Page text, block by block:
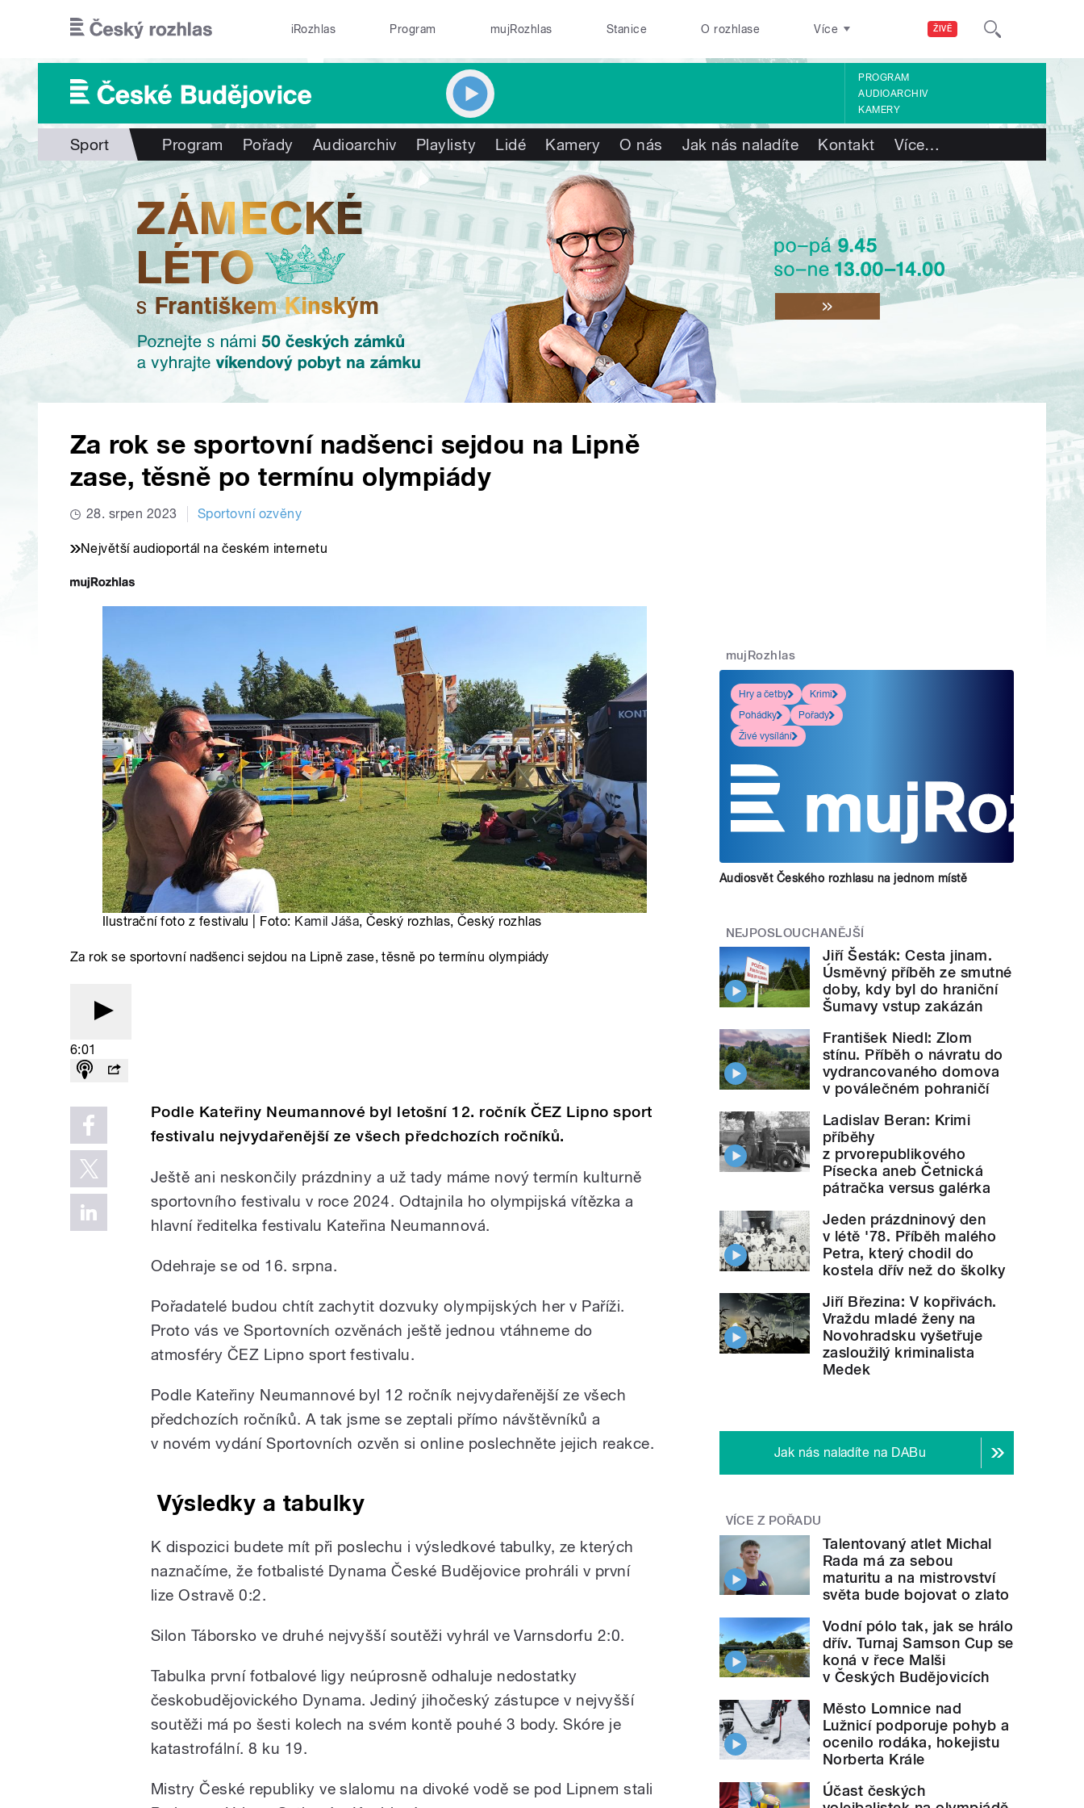
ŽIVĚ
iRozhlas Program mujRozhlas Stanice O rozhlase Více
PROGRAM
AUDIOARCHIV
KAMERY
Sport Program Pořady Audioarchiv Playlisty Lidé Kamery O nás Jak nás naladíte Kontakt Více…
Za rok se sportovní nadšenci sejdou na Lipně
zase, těsně po termínu olympiády
28. srpen 2023 Sportovní ozvěny
Největší audioportál na českém internetu
Ilustrační foto z festivalu | Foto: Kamil Jáša, Český rozhlas, Český rozhlas
Za rok se sportovní nadšenci sejdou na Lipně zase, těsně po termínu olympiády
6:01
Podle Kateřiny Neumannové byl letošní 12. ročník ČEZ Lipno sport
festivalu nejvydařenější ze všech předchozích ročníků.
Ještě ani neskončily prázdniny a už tady máme nový termín kulturně
sportovního festivalu v roce 2024. Odtajnila ho olympijská vítězka a
hlavní ředitelka festivalu Kateřina Neumannová.
Odehraje se od 16. srpna.
Pořadatelé budou chtít zachytit dozvuky olympijských her v Paříži.
Proto vás ve Sportovních ozvěnách ještě jednou vtáhneme do
atmosféry ČEZ Lipno sport festivalu.
Podle Kateřiny Neumannové byl 12 ročník nejvydařenější ze všech
předchozích ročníků. A tak jsme se zeptali přímo návštěvníků a
v novém vydání Sportovních ozvěn si online poslechněte jejich reakce.
Výsledky a tabulky
K dispozici budete mít při poslechu i výsledkové tabulky, ze kterých
naznačíme, že fotbalisté Dynama České Budějovice prohráli v první
lize Ostravě 0:2.
Silon Táborsko ve druhé nejvyšší soutěži vyhrál ve Varnsdorfu 2:0.
Tabulka první fotbalové ligy neúprosně odhaluje nedostatky
českobudějovického Dynama. Jediný jihočeský zástupce v nejvyšší
soutěži má po šesti kolech na svém kontě pouhé 3 body. Skóre je
katastrofální. 8 ku 19.
Mistry České republiky ve slalomu na divoké vodě se pod Lipnem stali
mujRozhlas
Hry a četby
Krimi
Pohádky
Pořady
Živé vysílání
Audiosvět Českého rozhlasu na jednom místě
NEJPOSLOUCHANĚJŠÍ
Jiří Šesták: Cesta jinam.
Úsměvný příběh ze smutné
doby, kdy byl do hraniční
Šumavy vstup zakázán
František Niedl: Zlom
stínu. Příběh o návratu do
vydrancovaného domova
v poválečném pohraničí
Ladislav Beran: Krimi
příběhy
z prvorepublikového
Písecka aneb Četnická
pátračka versus galérka
Jeden prázdninový den
v létě '78. Příběh malého
Petra, který chodil do
kostela dřív než do školky
Jiří Březina: V kopřivách.
Vraždu mladé ženy na
Novohradsku vyšetřuje
zasloužilý kriminalista
Medek
Jak nás naladíte na DABu
VÍCE Z POŘADU
Talentovaný atlet Michal
Rada má za sebou
maturitu a na mistrovství
světa bude bojovat o zlato
Vodní pólo tak, jak se hrálo
dřív. Turnaj Samson Cup se
koná v řece Malši
v Českých Budějovicích
Město Lomnice nad
Lužnicí podporuje pohyb a
ocenilo rodáka, hokejistu
Norberta Krále
Účast českých